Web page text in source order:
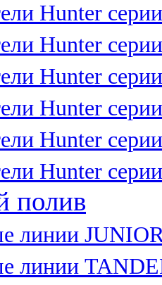
Hunter
Hunter
Hunter
Hunter
Hunter
Hunter
полив
линии
линии